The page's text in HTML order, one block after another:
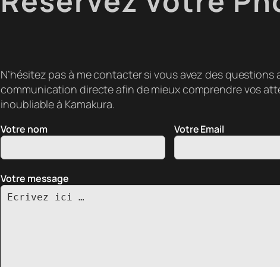
N’hésitez pas à me contacter si vous avez des questions
communication directe afin de mieux comprendre vos
inoubliable à Kamakura.
Votre nom Votre Email
Votre message